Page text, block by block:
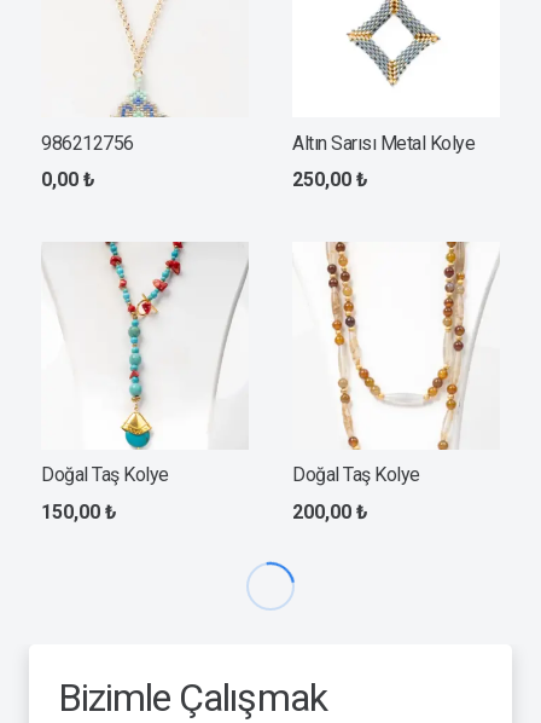
986212756
0,00 ₺
Altın Sarısı Metal Kolye
250,00 ₺
Doğal Taş Kolye
150,00 ₺
Doğal Taş Kolye
200,00 ₺
Bizimle Çalışmak